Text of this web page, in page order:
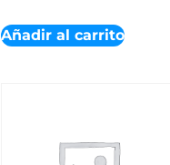
Añadir al carrito